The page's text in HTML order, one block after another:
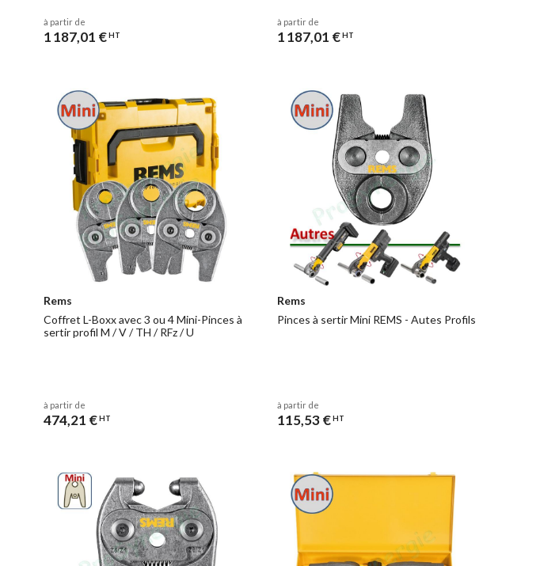
à partir de
1 187,01 €HT
à partir de
1 187,01 €HT
Rems
Coffret L-Boxx avec 3 ou 4 Mini-Pinces à
sertir profil M / V / TH / RFz / U
à partir de
474,21 €HT
Rems
Pinces à sertir Mini REMS - Autes Profils
à partir de
115,53 €HT